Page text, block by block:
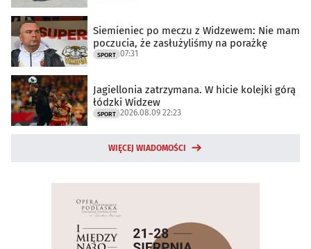
Siemieniec po meczu z Widzewem: Nie mam
poczucia, że zasłużyliśmy na porażkę
SPORT 07:31
Jagiellonia zatrzymana. W hicie kolejki górą
łódzki Widzew
SPORT 2026.08.09 22:23
WIĘCEJ WIADOMOŚCI